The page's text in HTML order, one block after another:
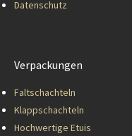
Datenschutz
Verpackungen
Faltschachteln
Klappschachteln
Hochwertige Etuis